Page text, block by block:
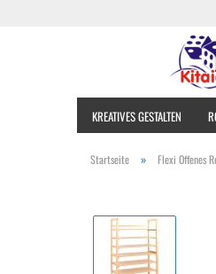
KREATIVES GESTALTEN
Startseite » Flexi Offenes